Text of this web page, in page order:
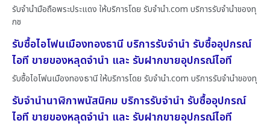
รับจำนำมือถือพระประแดง ให้บริการโดย รับจํานํา.com บริการรับจำนำของทุ
กช
รับซื้อไอโฟนเมืองทองธานี บริการรับจำนำ รับซื้ออุปกรณ์
ไอที ขายของหลุดจำนำ และ รับฝากขายอุปกรณ์ไอที
รับซื้อไอโฟนเมืองทองธานี ให้บริการโดย รับจํานํา.com บริการรับจำนำของทุ
รับจำนำนาฬิกาพนัสนิคม บริการรับจำนำ รับซื้ออุปกรณ์
ไอที ขายของหลุดจำนำ และ รับฝากขายอุปกรณ์ไอที